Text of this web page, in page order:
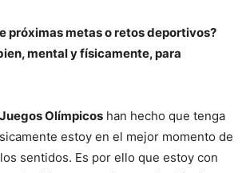
próximas metas o retos deportivos?
mental y físicamente, para
Juegos Olímpicos han hecho que tenga
estoy en el mejor momento de
sentidos. Es por ello que estoy con